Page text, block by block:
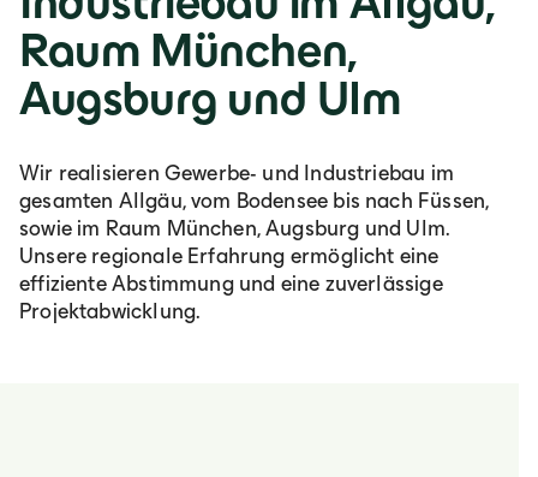
Raum München,
Augsburg und Ulm
Wir realisieren Gewerbe- und Industriebau im
gesamten Allgäu, vom Bodensee bis nach Füssen,
sowie im Raum München, Augsburg und Ulm.
Unsere regionale Erfahrung ermöglicht eine
effiziente Abstimmung und eine zuverlässige
Projektabwicklung.